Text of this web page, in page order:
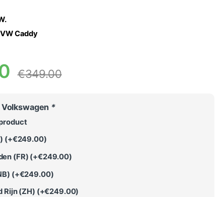
Caddy
€349.00
*
(+€249.00)
(FR) (+€249.00)
(+€249.00)
Rijn (ZH) (+€249.00)